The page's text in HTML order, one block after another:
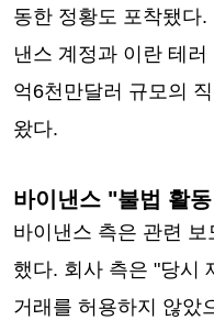
동한 정황도 포착됐다
낸스 계정과 이란 테
억6천만달러 규모의
왔다.
바이낸스 "불법 활
바이낸스 측은 관련
했다. 회사 측은 "당시
거래를 허용하지 않았